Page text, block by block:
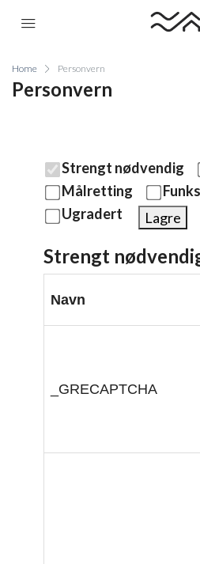
Home Personvern
Personvern
Strengt nødvendig
Målretting
Ugradert
Lagre
Strengt
Navn
_GRECAPTCHA